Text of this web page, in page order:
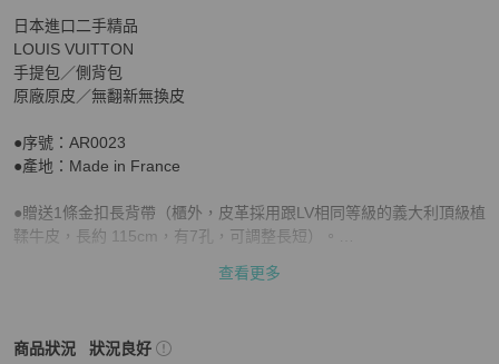
關於20×20cm／珍稀罕見／二手LV小方包／手提+側背包／原
日本進口二手精品
LOUIS VUITTON
手提包／側背包
原廠原皮／無翻新無換皮
●序號：AR0023
●產地：Made in France
●贈送1條金扣長背帶（櫃外，皮革採用跟LV相同等級的義大利頂級植
鞣牛皮，長約 115cm，有7孔，可調整長短）。
●這個包包是原廠原皮／無翻新無換皮。
皮。您的包包的牛皮老舊後，可找我寄去日本內外翻新＆換皮，包包
查看更多
商品狀況
Louis Vuitton女包商品狀態與細節
狀況良好